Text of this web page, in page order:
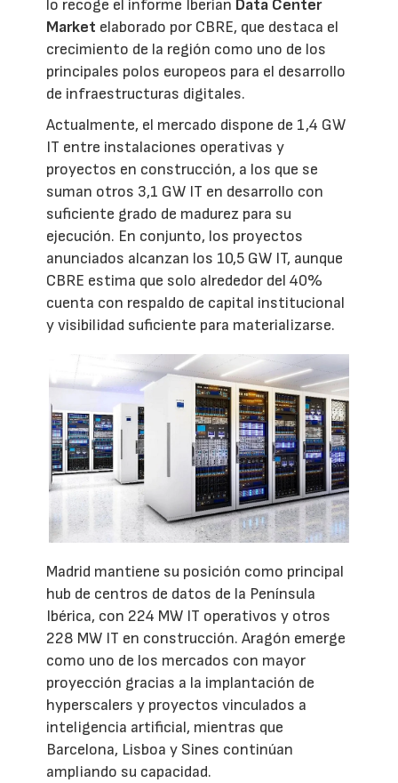
lo recoge el informe Iberian Data Center
Market elaborado por CBRE, que destaca el
crecimiento de la región como uno de los
principales polos europeos para el desarrollo
de infraestructuras digitales.
Actualmente, el mercado dispone de 1,4 GW
IT entre instalaciones operativas y
proyectos en construcción, a los que se
suman otros 3,1 GW IT en desarrollo con
suficiente grado de madurez para su
ejecución. En conjunto, los proyectos
anunciados alcanzan los 10,5 GW IT, aunque
CBRE estima que solo alrededor del 40%
cuenta con respaldo de capital institucional
y visibilidad suficiente para materializarse.
Madrid mantiene su posición como principal
hub de centros de datos de la Península
Ibérica, con 224 MW IT operativos y otros
228 MW IT en construcción. Aragón emerge
como uno de los mercados con mayor
proyección gracias a la implantación de
hyperscalers y proyectos vinculados a
inteligencia artificial, mientras que
Barcelona, Lisboa y Sines continúan
ampliando su capacidad.